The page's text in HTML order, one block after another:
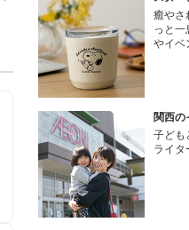
癒やさ
っと
やイベ
関西の
子ども
ライタ